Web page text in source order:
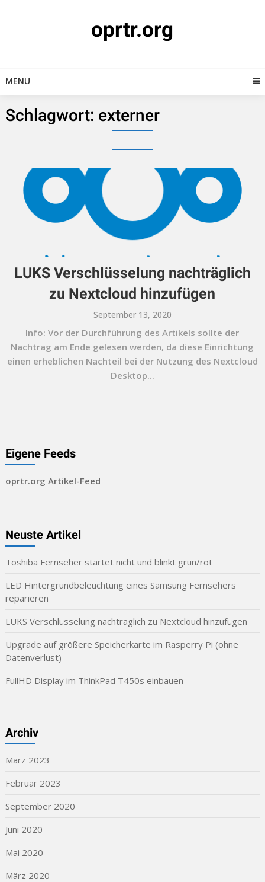
oprtr.org
MENU
Schlagwort: externer
LUKS Verschlüsselung nachträglich
zu Nextcloud hinzufügen
September 13, 2020
Info: Vor der Durchführung des Artikels sollte der
Nachtrag am Ende gelesen werden, da diese Einrichtung
einen erheblichen Nachteil bei der Nutzung des Nextcloud
Desktop...
Eigene Feeds
oprtr.org Artikel-Feed
Neuste Artikel
Toshiba Fernseher startet nicht und blinkt grün/rot
LED Hintergrundbeleuchtung eines Samsung Fernsehers
reparieren
LUKS Verschlüsselung nachträglich zu Nextcloud hinzufügen
Upgrade auf größere Speicherkarte im Rasperry Pi (ohne
Datenverlust)
FullHD Display im ThinkPad T450s einbauen
Archiv
März 2023
Februar 2023
September 2020
Juni 2020
Mai 2020
März 2020